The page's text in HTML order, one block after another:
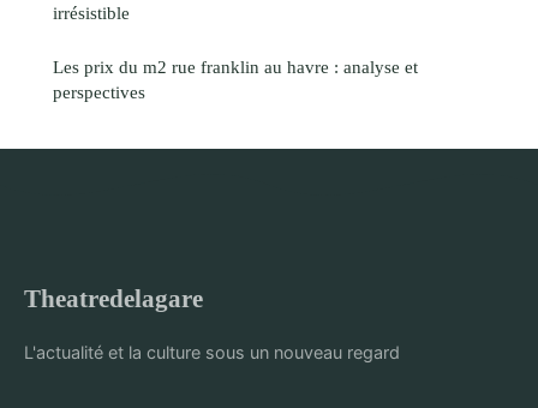
irrésistible
Les prix du m2 rue franklin au havre : analyse et
perspectives
Theatredelagare
L'actualité et la culture sous un nouveau regard